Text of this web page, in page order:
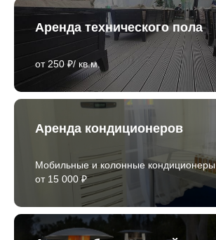
Аренда технического пола
от 250 ₽/ кв.м.
Аренда кондиционеров
Мобильные и колонные кондиционеры
от 15 000 ₽